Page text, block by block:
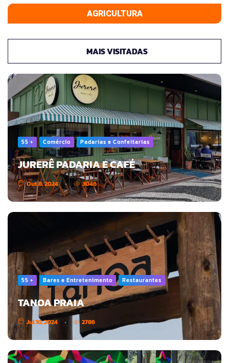
AGRICULTURA
MAIS VISITADAS
55 + Comércio Padarias e Confeitarias
JURERÊ PADARIA E CAFÉ
Out 8, 2024 3046
55 + Bares e Entretenimento Restaurantes
TANOA PRAIA
Jul 10, 2024 2786